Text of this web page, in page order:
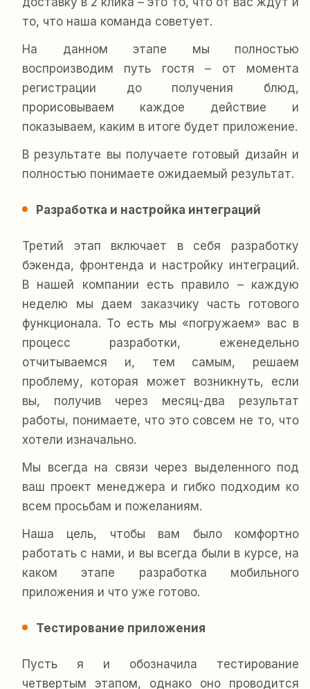
то, что наша команда советует.
На данном этапе мы полностью
воспроизводим путь гостя – от момента
регистрации до получения блюд,
прорисовываем каждое действие и
показываем, каким в итоге будет приложение.
В результате вы получаете готовый дизайн и
полностью понимаете ожидаемый результат.
Разработка и настройка интеграций
Третий этап включает в себя разработку
бэкенда, фронтенда и настройку интеграций.
В нашей компании есть правило – каждую
неделю мы даем заказчику часть готового
функционала. То есть мы «погружаем» вас в
процесс разработки, еженедельно
отчитываемся и, тем самым, решаем
проблему, которая может возникнуть, если
вы, получив через месяц-два результат
работы, понимаете, что это совсем не то, что
хотели изначально.
Мы всегда на связи через выделенного под
ваш проект менеджера и гибко подходим ко
всем просьбам и пожеланиям.
Наша цель, чтобы вам было комфортно
работать с нами, и вы всегда были в курсе, на
каком этапе разработка мобильного
приложения и что уже готово.
Тестирование приложения
Пусть я и обозначила тестирование
четвертым этапом, однако оно проводится